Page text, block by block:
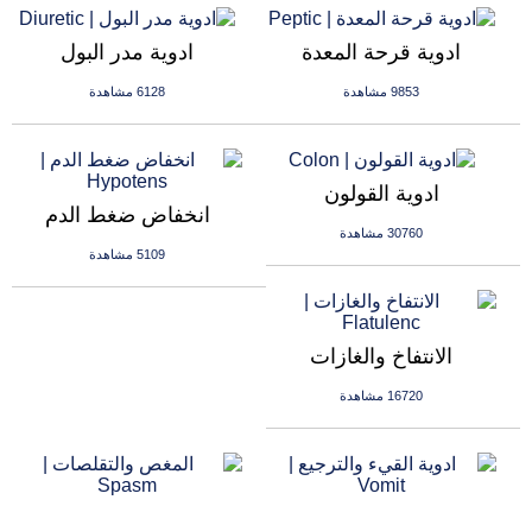
ادوية مدر البول
6128 مشاهدة
ادوية قرحة المعدة
9853 مشاهدة
انخفاض ضغط الدم
5109 مشاهدة
ادوية القولون
30760 مشاهدة
الانتفاخ والغازات
16720 مشاهدة